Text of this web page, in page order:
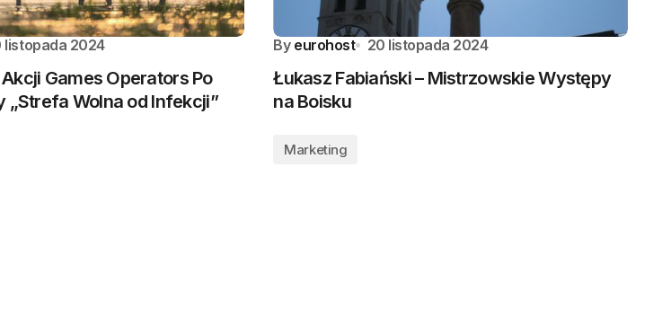
listopada 2024
Games Operators Po
„Strefa Wolna od Infekcji”
By eurohost 20 listopada 2024
Łukasz Fabiański – Mistrzowskie Występy
na Boisku
Marketing